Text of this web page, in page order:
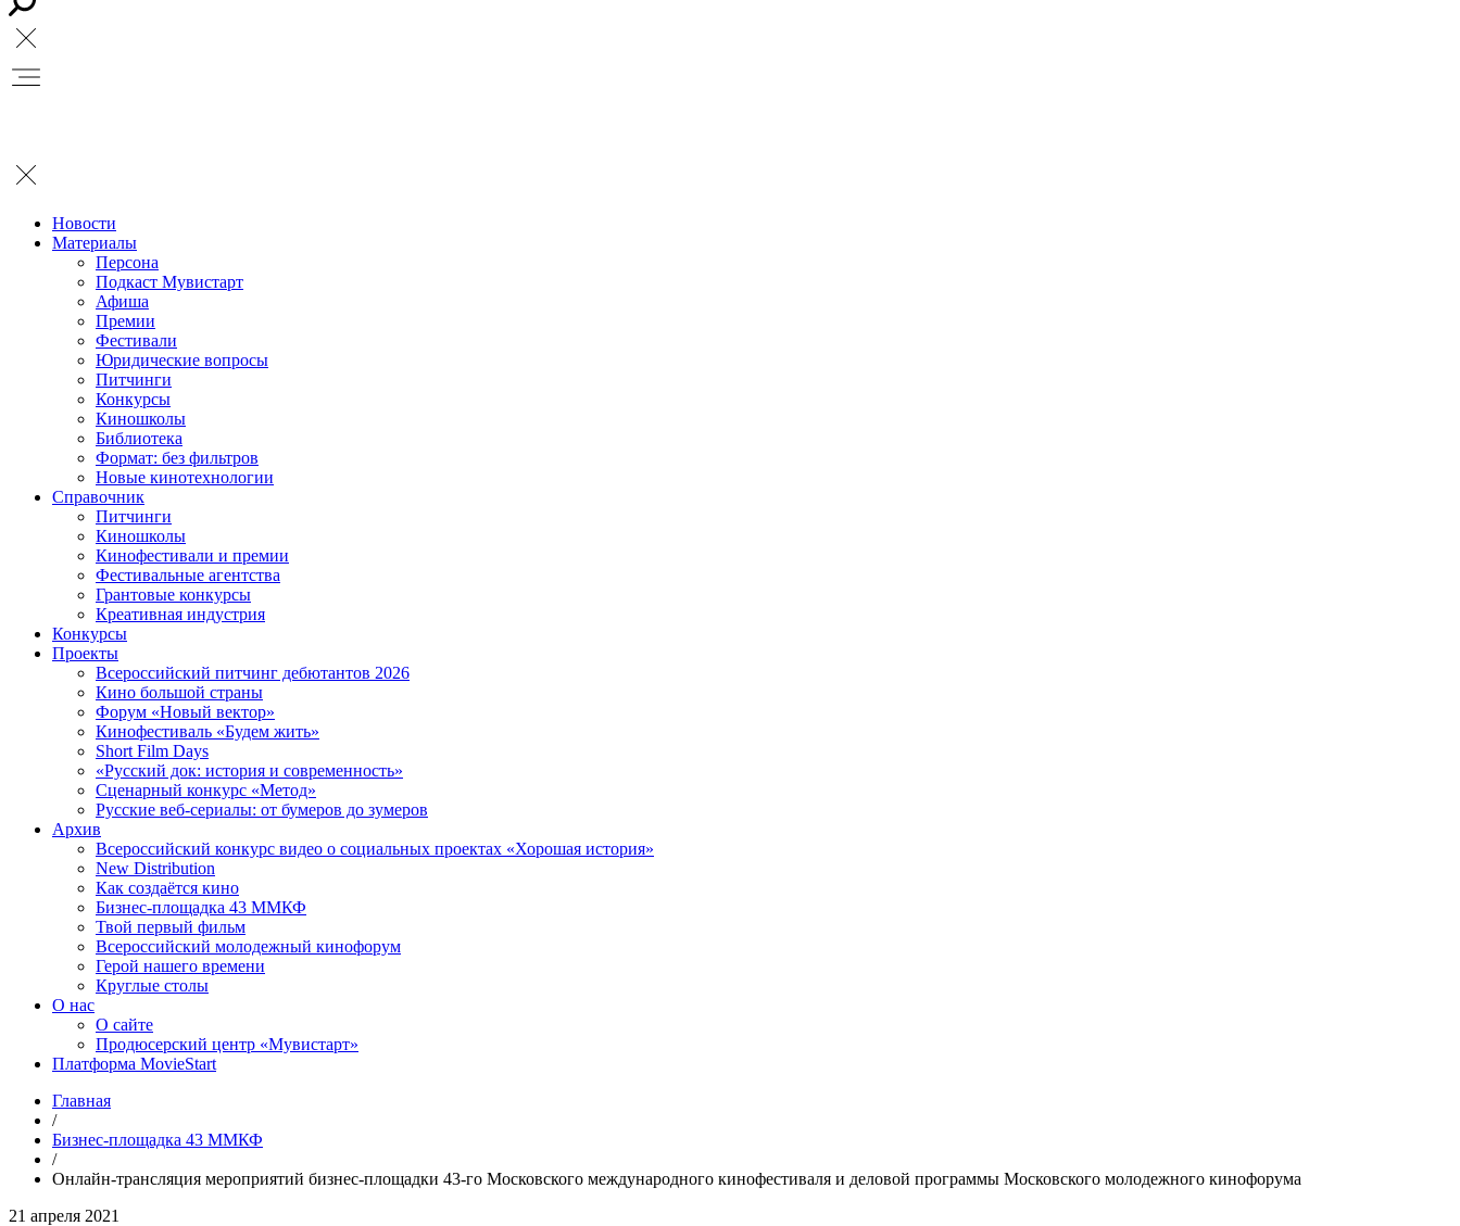
Новости
Материалы
Персона
Подкаст Мувистарт
Афиша
Премии
Фестивали
Юридические вопросы
Питчинги
Конкурсы
Киношколы
Библиотека
Формат: без фильтров
Новые кинотехнологии
Справочник
Питчинги
Киношколы
Кинофестивали и премии
Фестивальные агентства
Грантовые конкурсы
Креативная индустрия
Конкурсы
Проекты
Всероссийский питчинг дебютантов 2026
Кино большой страны
Форум «Новый вектор»
Кинофестиваль «Будем жить»
Short Film Days
«Русский док: история и современность»
Сценарный конкурс «Метод»
Русские веб-сериалы: от бумеров до зумеров
Архив
Всероссийский конкурс видео о социальных проектах «Хорошая история»
New Distribution
Как создаётся кино
Бизнес-площадка 43 ММКФ
Твой первый фильм
Всероссийский молодежный кинофорум
Герой нашего времени
Круглые столы
О нас
О сайте
Продюсерский центр «Мувистарт»
Платформа MovieStart
Главная
/
Бизнес-площадка 43 ММКФ
/
Онлайн-трансляция мероприятий бизнес-площадки 43-го Московского международного кинофестиваля и деловой программы Московского молодежного кинофорума
21 апреля 2021